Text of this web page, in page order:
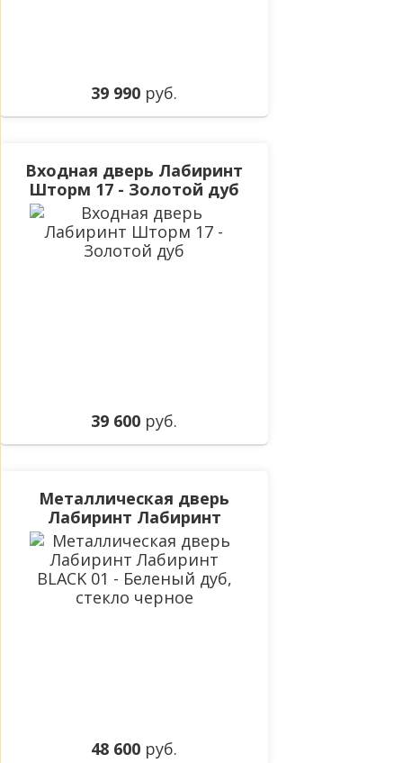
39 990 руб.
Входная дверь Лабиринт
Шторм 17 - Золотой дуб
39 600 руб.
Металлическая дверь
Лабиринт Лабиринт
BLACK 01 - Беленый дуб,
стекло черное
48 600 руб.